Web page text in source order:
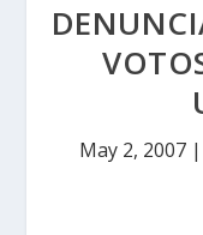
May 2, 2007 |